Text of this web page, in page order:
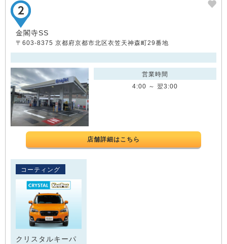
金閣寺SS
〒603-8375 京都府京都市北区衣笠天神森町29番地
営業時間
4:00 ～ 翌3:00
店舗詳細はこちら
コーティング
クリスタルキーパ